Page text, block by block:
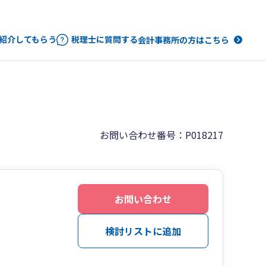
介してもらう 税理士に質問する会計事務所の方はこちら
お問い合わせ番号：P018217
お問い合わせ
検討リストに追加